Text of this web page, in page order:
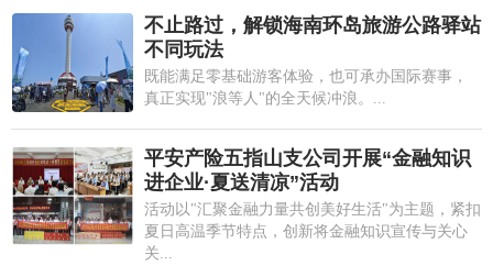
不止路过，解锁海南环岛旅游公路驿站
不同玩法
既能满足零基础游客体验，也可承办国际赛事，
真正实现"浪等人"的全天候冲浪。...
平安产险五指山支公司开展“金融知识
进企业·夏送清凉”活动
活动以"汇聚金融力量共创美好生活"为主题，紧扣
夏日高温季节特点，创新将金融知识宣传与关心
关...